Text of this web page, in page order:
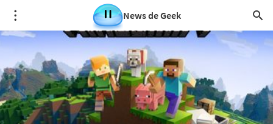
News de Geek